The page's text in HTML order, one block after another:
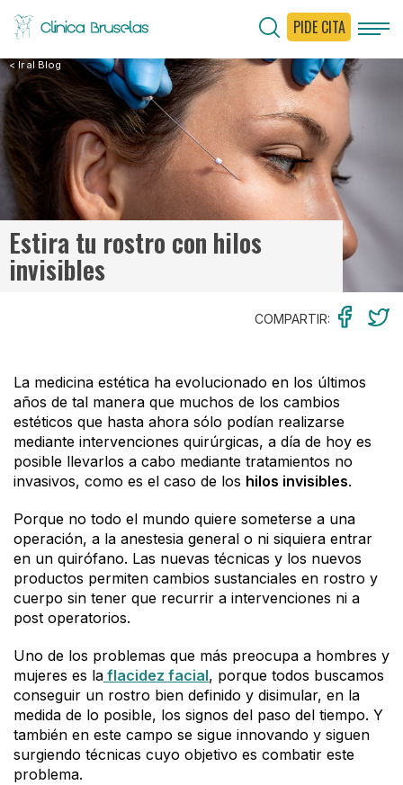
PIDE CITA
< Ir al Blog
Estira tu rostro con hilos
invisibles
COMPARTIR:
La medicina estética ha evolucionado en los últimos
años de tal manera que muchos de los cambios
estéticos que hasta ahora sólo podían realizarse
mediante intervenciones quirúrgicas, a día de hoy es
posible llevarlos a cabo mediante tratamientos no
invasivos, como es el caso de los hilos invisibles.
Porque no todo el mundo quiere someterse a una
operación, a la anestesia general o ni siquiera entrar
en un quirófano. Las nuevas técnicas y los nuevos
productos permiten cambios sustanciales en rostro y
cuerpo sin tener que recurrir a intervenciones ni a
post operatorios.
Uno de los problemas que más preocupa a hombres y
mujeres es la flacidez facial, porque todos buscamos
conseguir un rostro bien definido y disimular, en la
medida de lo posible, los signos del paso del tiempo. Y
también en este campo se sigue innovando y siguen
surgiendo técnicas cuyo objetivo es combatir este
problema.